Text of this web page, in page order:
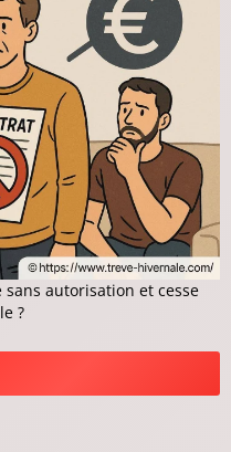
autorisation et cesse
?